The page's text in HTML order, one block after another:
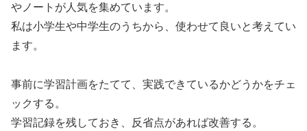
やノートが人気を集めています。
私は小学生や中学生のうちから、使わせて良いと考えてい
ます。
事前に学習計画をたてて、実践できているかどうかをチェ
ックする。
学習記録を残しておき、反省点があれば改善する。